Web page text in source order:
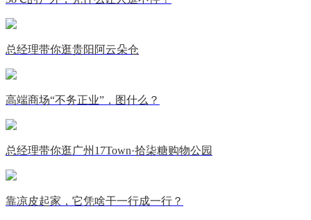
总经理带你逛贵阳阿云朵仓
高端商场“不务正业”，图什么？
总经理带你逛广州17Town·拾柒糖购物公园
靠凉皮起家，它凭啥干一行成一行？